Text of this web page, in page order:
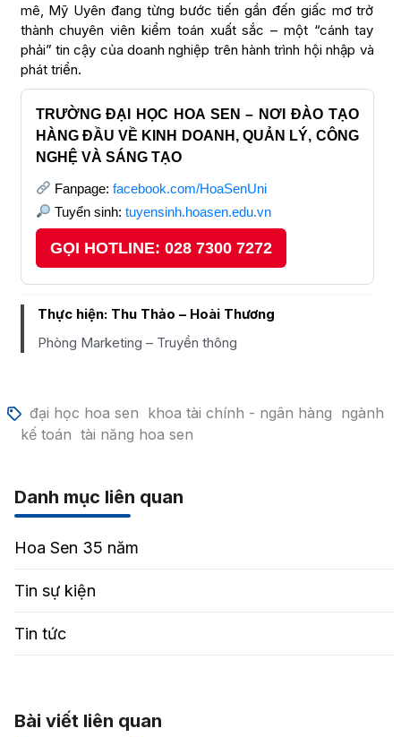
mê, Mỹ Uyên đang từng bước tiến gần đến giấc mơ trở
thành chuyên viên kiểm toán xuất sắc – một “cánh tay
phải” tin cậy của doanh nghiệp trên hành trình hội nhập và
phát triển.
TRƯỜNG ĐẠI HỌC HOA SEN – NƠI ĐÀO TẠO
HÀNG ĐẦU VỀ KINH DOANH, QUẢN LÝ, CÔNG
NGHỆ VÀ SÁNG TẠO
Fanpage: facebook.com/HoaSenUni
Tuyển sinh: tuyensinh.hoasen.edu.vn
GỌI HOTLINE: 028 7300 7272
Thực hiện: Thu Thảo – Hoài Thương
Phòng Marketing – Truyền thông
đại học hoa sen khoa tài chính - ngân hàng ngành
kế toán tài năng hoa sen
Danh mục liên quan
Hoa Sen 35 năm
Tin sự kiện
Tin tức
Bài viết liên quan